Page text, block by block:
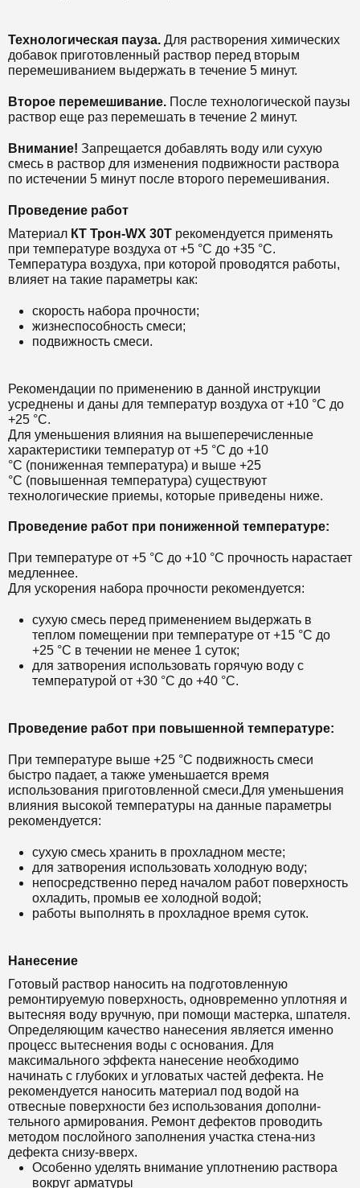
Технологическая пауза. Для растворения химических
добавок приготовленный раствор перед вторым
перемешиванием выдержать в течение 5 минут.
Второе перемешивание. После технологической паузы
раствор еще раз перемешать в течение 2 минут.
Внимание! Запрещается добавлять воду или сухую
смесь в раствор для изменения подвижности раствора
по истечении 5 минут после второго перемешивания.
Проведение работ
Материал КТ Трон-WX 30Т рекомендуется применять
при температуре воздуха от +5 °С до +35 °С.
Температура воздуха, при которой проводятся работы,
влияет на такие параметры как:
скорость набора прочности;
жизнеспособность смеси;
подвижность смеси.
Рекомендации по применению в данной инструкции
усреднены и даны для температур воздуха от +10 °С до
+25 °С.
Для уменьшения влияния на вышеперечисленные
характеристики температур от +5 °С до +10
°С (пониженная температура) и выше +25
°С (повышенная температура) существуют
технологические приемы, которые приведены ниже.
Проведение работ при пониженной температуре:
При температуре от +5 °С до +10 °С прочность нарастает
медленнее.
Для ускорения набора прочности рекомендуется:
сухую смесь перед применением выдержать в
теплом помещении при температуре от +15 °С до
+25 °С в течении не менее 1 суток;
для затворения использовать горячую воду с
температурой от +30 °С до +40 °С.
Проведение работ при повышенной температуре:
При температуре выше +25 °С подвижность смеси
быстро падает, а также уменьшается время
использования приготовленной смеси.Для уменьшения
влияния высокой температуры на данные параметры
рекомендуется:
сухую смесь хранить в прохладном месте;
для затворения использовать холодную воду;
непосредственно перед началом работ поверхность
охладить, промыв ее холодной водой;
работы выполнять в прохладное время суток.
Нанесение
Готовый раствор наносить на подготовленную
ремонтируемую поверхность, одновременно уплотняя и
вытесняя воду вручную, при помощи мастерка, шпателя.
Определяющим качество нанесения является именно
процесс вытеснения воды с основания. Для
максимального эффекта нанесение необходимо
начинать с глубоких и угловатых частей дефекта. Не
рекомендуется наносить материал под водой на
отвесные поверхности без использования дополни-
тельного армирования. Ремонт дефектов проводить
методом послойного заполнения участка стена-низ
дефекта снизу-вверх.
Особенно уделять внимание уплотнению раствора
вокруг арматуры